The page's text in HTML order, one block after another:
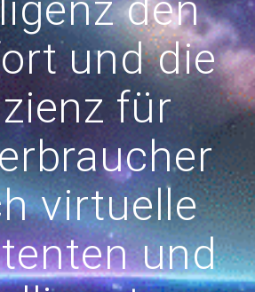
und die
für
virtuelle
und